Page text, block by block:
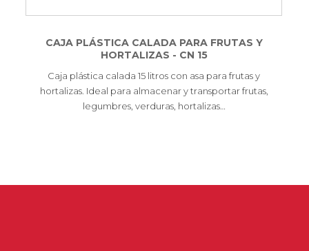
CAJA PLÁSTICA CALADA PARA FRUTAS Y
HORTALIZAS - CN 15
Caja plástica calada 15 litros con asa para frutas y
hortalizas. Ideal para almacenar y transportar frutas,
legumbres, verduras, hortalizas…